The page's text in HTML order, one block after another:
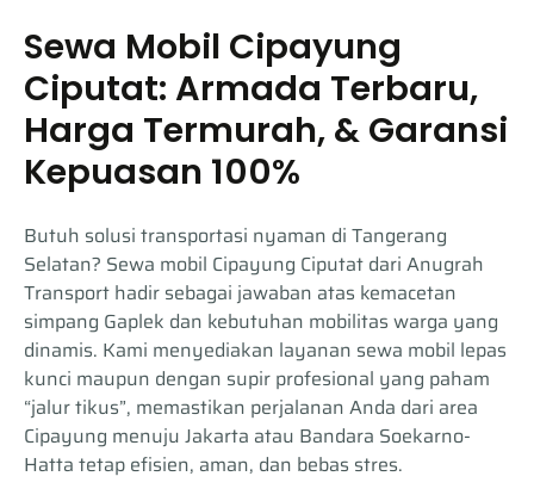
Sewa Mobil Cipayung
Ciputat: Armada Terbaru,
Harga Termurah, & Garansi
Kepuasan 100%
Butuh solusi transportasi nyaman di Tangerang
Selatan? Sewa mobil Cipayung Ciputat dari Anugrah
Transport hadir sebagai jawaban atas kemacetan
simpang Gaplek dan kebutuhan mobilitas warga yang
dinamis. Kami menyediakan layanan sewa mobil lepas
kunci maupun dengan supir profesional yang paham
“jalur tikus”, memastikan perjalanan Anda dari area
Cipayung menuju Jakarta atau Bandara Soekarno-
Hatta tetap efisien, aman, dan bebas stres.